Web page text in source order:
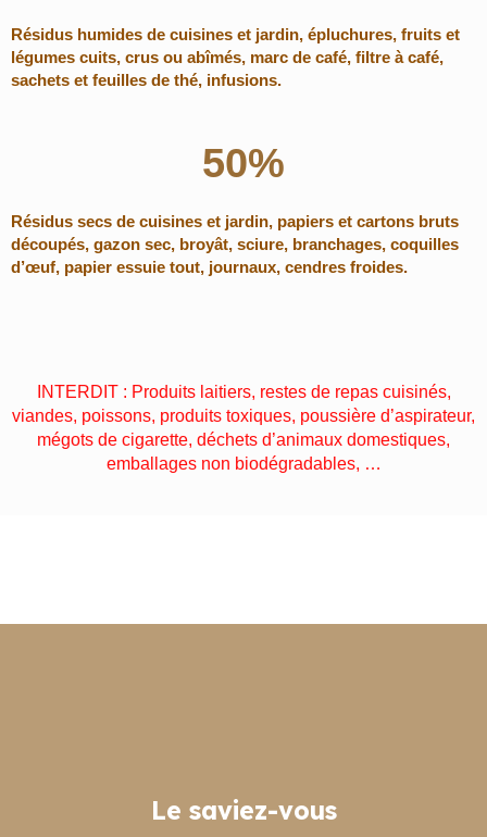
Résidus humides de cuisines et jardin, épluchures, fruits et
légumes cuits, crus ou abîmés, marc de café, filtre à café,
sachets et feuilles de thé, infusions.
50%
Résidus secs de cuisines et jardin, papiers et cartons bruts
découpés, gazon sec, broyât, sciure, branchages, coquilles
d’œuf, papier essuie tout, journaux, cendres froides.
INTERDIT : Produits laitiers, restes de repas cuisinés,
viandes, poissons, produits toxiques, poussière d’aspirateur,
mégots de cigarette, déchets d’animaux domestiques,
emballages non biodégradables, …
Le saviez-vous